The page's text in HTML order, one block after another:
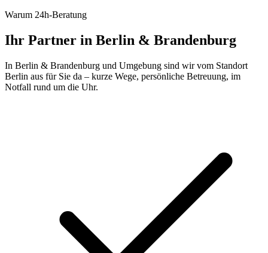
Warum 24h-Beratung
Ihr Partner in Berlin & Brandenburg
In Berlin & Brandenburg und Umgebung sind wir vom Standort
Berlin aus für Sie da – kurze Wege, persönliche Betreuung, im
Notfall rund um die Uhr.